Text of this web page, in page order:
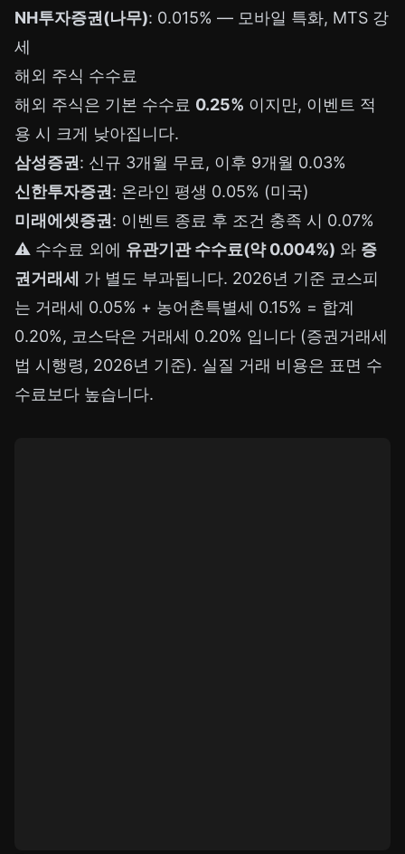
NH투자증권(나무): 0.015% — 모바일 특화, MTS 강
세
해외 주식 수수료
해외 주식은 기본 수수료 0.25% 이지만, 이벤트 적
용 시 크게 낮아집니다.
삼성증권: 신규 3개월 무료, 이후 9개월 0.03%
신한투자증권: 온라인 평생 0.05% (미국)
미래에셋증권: 이벤트 종료 후 조건 충족 시 0.07%
⚠️ 수수료 외에 유관기관 수수료(약 0.004%) 와 증
권거래세 가 별도 부과됩니다. 2026년 기준 코스피
는 거래세 0.05% + 농어촌특별세 0.15% = 합계
0.20%, 코스닥은 거래세 0.20% 입니다 (증권거래세
법 시행령, 2026년 기준). 실질 거래 비용은 표면 수
수료보다 높습니다.